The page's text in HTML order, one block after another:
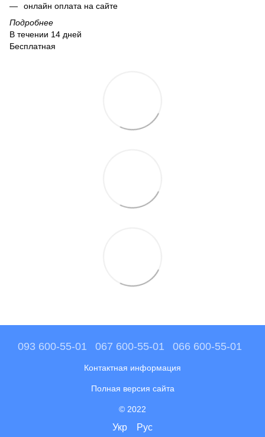
онлайн оплата на сайте
Подробнее
В течении 14 дней
Бесплатная
093 600-55-01 067 600-55-01 066 600-55-01
Контактная информация
Полная версия сайта
© 2022
Укр Рус